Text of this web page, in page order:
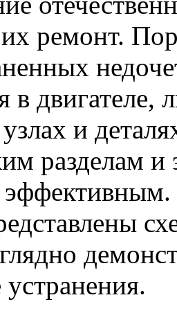
ремонт.
в двигателе,
и
разделам и